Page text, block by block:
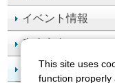
イベント情報
座席案内
施設案内
This site uses
function